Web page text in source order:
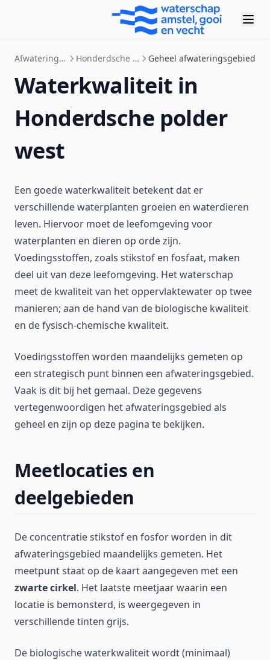
Afwateringsgebieden Honderdsche polder west Geheel afwateringsgebied
Waterkwaliteit in
Honderdsche polder
west
Een goede waterkwaliteit betekent dat er
verschillende waterplanten groeien en waterdieren
leven. Hiervoor moet de leefomgeving voor
waterplanten en dieren op orde zijn.
Voedingsstoffen, zoals stikstof en fosfaat, maken
deel uit van deze leefomgeving. Het waterschap
meet de kwaliteit van het oppervlaktewater op twee
manieren; aan de hand van de biologische kwaliteit
en de fysisch-chemische kwaliteit.
Voedingsstoffen worden maandelijks gemeten op
een strategisch punt binnen een afwateringsgebied.
Vaak is dit bij het gemaal. Deze gegevens
vertegenwoordigen het afwateringsgebied als
geheel en zijn op deze pagina te bekijken.
Meetlocaties en
deelgebieden
De concentratie stikstof en fosfor worden in dit
afwateringsgebied maandelijks gemeten. Het
meetpunt staat op de kaart aangegeven met een
zwarte cirkel. Het laatste meetjaar waarin een
locatie is bemonsterd, is weergegeven in
verschillende tinten grijs.
De biologische waterkwaliteit wordt (minimaal)